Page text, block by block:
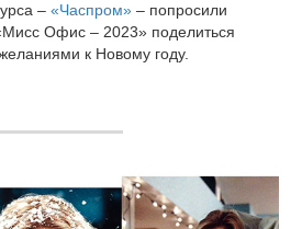
– «Часпром»– попросили
Офис – 2023» поделиться
к Новому году.